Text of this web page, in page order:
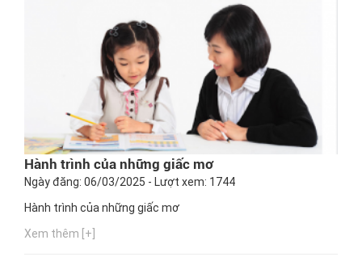
Hành trình của những giấc mơ
Ngày đăng: 06/03/2025 - Lượt xem: 1744
Hành trình của những giấc mơ
Xem thêm [+]